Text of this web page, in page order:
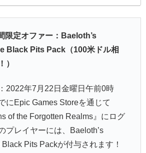
限定オファー：Baeloth’s
Black Pits Pack（100米ドル相
）
2022年7月22日金曜日午前0時
にEpic Games Storeを通じて
of the Forgotten Realms』にログ
プレイヤーには、Baeloth’s
Pits Packが付与されます！